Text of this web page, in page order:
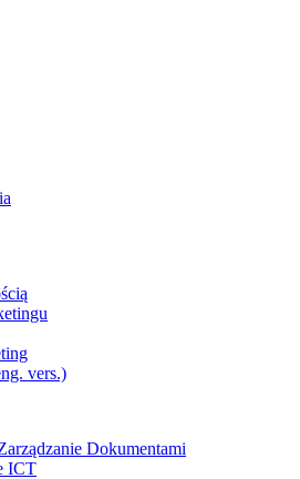
vers.)
Dokumentami
ICT